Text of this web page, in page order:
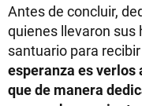
Antes de concluir,
quienes llevaron
santuario para
esperanza es
que de manera